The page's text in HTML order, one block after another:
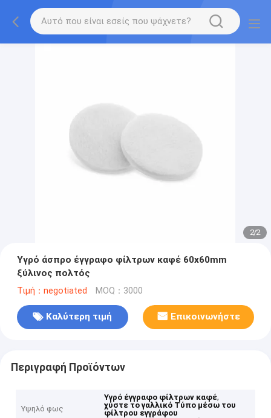
2/2
Υγρό άσπρο έγγραφο φίλτρων καφέ 60x60mm
ξύλινος πολτός
Τιμή：negotiated MOQ：3000
Καλύτερη τιμή Επικοινωνήστε
Περιγραφή Προϊόντων
Υψηλό φως
Υγρό έγγραφο φίλτρων καφέ,
χύστε το γαλλικό Τύπο μέσω του
φίλτρου εγγράφου